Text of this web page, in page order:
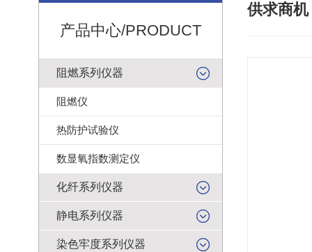
供求商机
产品中心/PRODUCT
阻燃系列仪器
阻燃仪
热防护试验仪
数显氧指数测定仪
化纤系列仪器
静电系列仪器
染色牢度系列仪器